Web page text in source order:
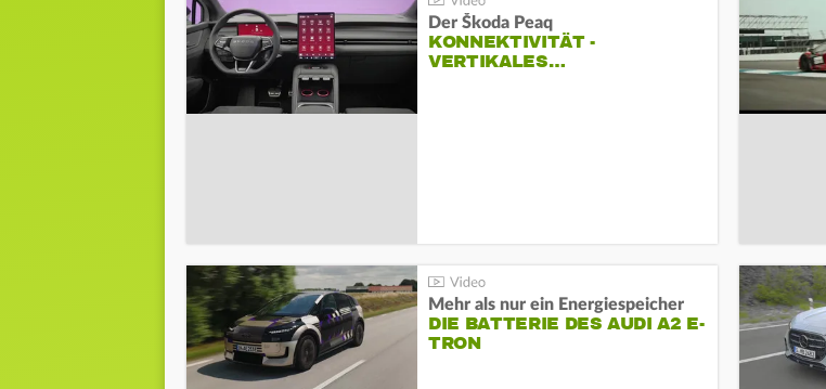
Der Škoda Peaq
KONNEKTIVITÄT -
VERTIKALES…
Mehr als nur ein Energiespeicher
DIE BATTERIE DES AUDI A2 E-
TRON